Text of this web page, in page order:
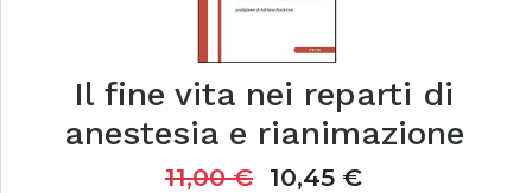
Il fine vita nei reparti di
anestesia e rianimazione
11,00€ 10,45 €